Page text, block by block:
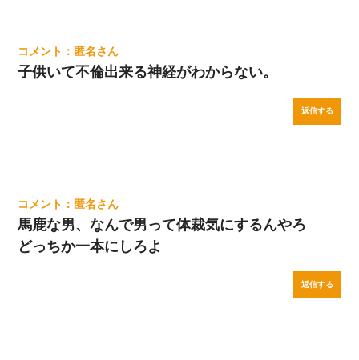
匿名
子供いて不倫出来る神経がわからない。
返信する
匿名
馬鹿な男、なんで男って体裁気にするんやろ
どっちか一本にしろよ
返信する